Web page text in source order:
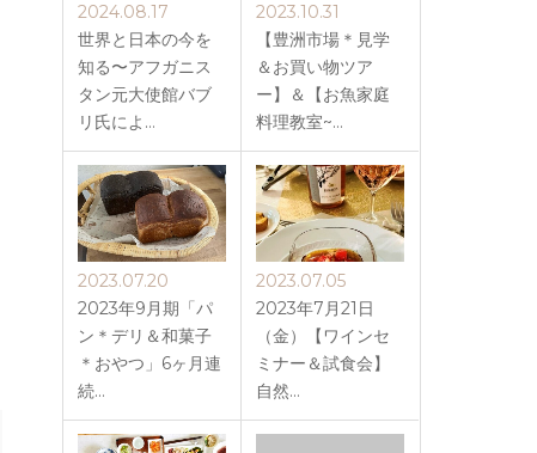
2024.08.17
世界と日本の今を
知る〜アフガニス
タン元大使館バブ
リ氏によ…
2023.10.31
【豊洲市場＊見学
＆お買い物ツア
ー】＆【お魚家庭
料理教室~…
2023.07.20
2023年9月期「パ
ン＊デリ＆和菓子
＊おやつ」6ヶ月連
続…
2023.07.05
2023年7月21日
（金）【ワインセ
ミナー＆試食会】
自然…